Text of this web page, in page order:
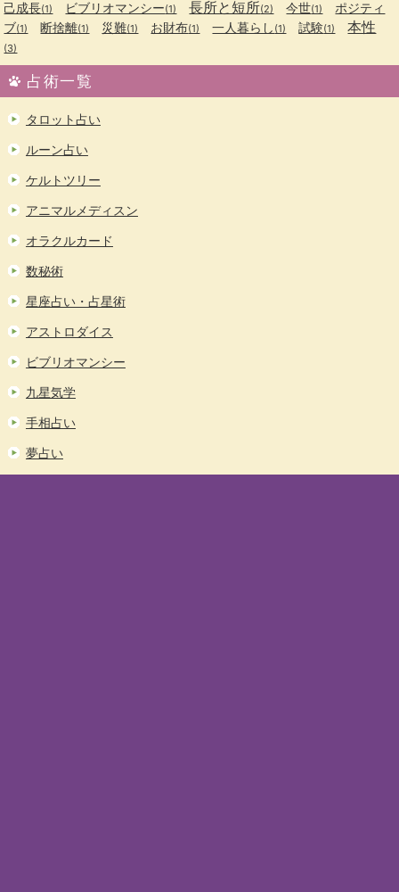
己成長(1) ビブリオマンシー(1) 長所と短所(2) 今世(1)
ポジティ
ブ(1) 断捨離(1) 災難(1) お財布(1) 一人暮らし (1) 試験(1) 本性
(3)
占術一覧
タロット占い
ルーン占い
ケルトツリー
アニマルメディスン
オラクルカード
数秘術
星座占い・占星術
アストロダイス
ビブリオマンシー
九星気学
手相占い
夢占い